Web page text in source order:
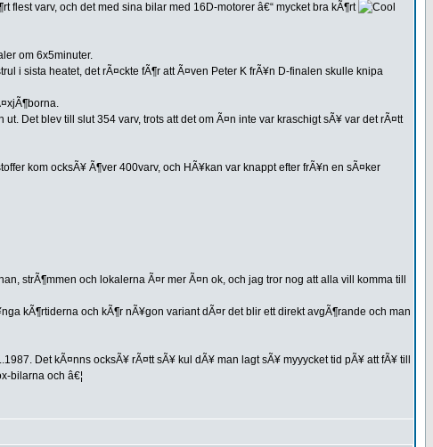
flest varv, och det med sina bilar med 16D-motorer â€“ mycket bra kÃ¶rt
om 6x5minuter.
i sista heatet, det rÃ¤ckte fÃ¶r att Ã¤ven Peter K frÃ¥n D-finalen skulle knipa
Det blev till slut 354 varv, trots att det om Ã¤n inte var kraschigt sÃ¥ var det rÃ¤tt
kom ocksÃ¥ Ã¶ver 400varv, och HÃ¥kan var knappt efter frÃ¥n en sÃ¤ker
strÃ¶mmen och lokalerna Ã¤r mer Ã¤n ok, och jag tror nog att alla vill komma till
kÃ¶rtiderna och kÃ¶r nÃ¥gon variant dÃ¤r det blir ett direkt avgÃ¶rande och man
Det kÃ¤nns ocksÃ¥ rÃ¤tt sÃ¥ kul dÃ¥ man lagt sÃ¥ myyycket tid pÃ¥ att fÃ¥ till
bilarna och â€¦